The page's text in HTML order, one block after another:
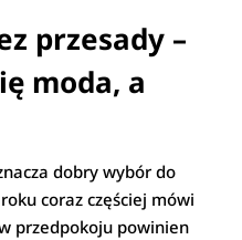
przesady –
moda, a
dobry wybór do
coraz częściej mówi
przedpokoju powinien